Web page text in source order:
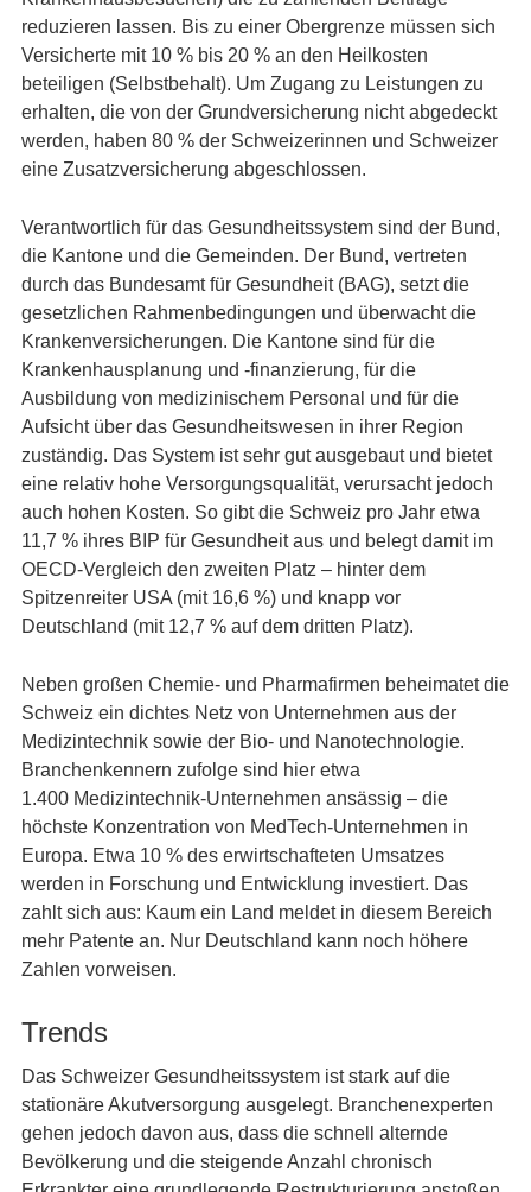
reduzieren lassen. Bis zu einer Obergrenze müssen sich
Versicherte mit 10 % bis 20 % an den Heilkosten
beteiligen (Selbstbehalt). Um Zugang zu Leistungen zu
erhalten, die von der Grundversicherung nicht abgedeckt
werden, haben 80 % der Schweizerinnen und Schweizer
eine Zusatzversicherung abgeschlossen.
Verantwortlich für das Gesundheitssystem sind der Bund,
die Kantone und die Gemeinden. Der Bund, vertreten
durch das Bundesamt für Gesundheit (BAG), setzt die
gesetzlichen Rahmenbedingungen und überwacht die
Krankenversicherungen. Die Kantone sind für die
Krankenhausplanung und -finanzierung, für die
Ausbildung von medizinischem Personal und für die
Aufsicht über das Gesundheitswesen in ihrer Region
zuständig. Das System ist sehr gut ausgebaut und bietet
eine relativ hohe Versorgungsqualität, verursacht jedoch
auch hohen Kosten. So gibt die Schweiz pro Jahr etwa
11,7 % ihres BIP für Gesundheit aus und belegt damit im
OECD-Vergleich den zweiten Platz – hinter dem
Spitzenreiter USA (mit 16,6 %) und knapp vor
Deutschland (mit 12,7 % auf dem dritten Platz).
Neben großen Chemie- und Pharmafirmen beheimatet die
Schweiz ein dichtes Netz von Unternehmen aus der
Medizintechnik sowie der Bio- und Nanotechnologie.
Branchenkennern zufolge sind hier etwa
1.400 Medizintechnik-Unternehmen ansässig – die
höchste Konzentration von MedTech-Unternehmen in
Europa. Etwa 10 % des erwirtschafteten Umsatzes
werden in Forschung und Entwicklung investiert. Das
zahlt sich aus: Kaum ein Land meldet in diesem Bereich
mehr Patente an. Nur Deutschland kann noch höhere
Zahlen vorweisen.
Trends
Das Schweizer Gesundheitssystem ist stark auf die
stationäre Akutversorgung ausgelegt. Branchenexperten
gehen jedoch davon aus, dass die schnell alternde
Bevölkerung und die steigende Anzahl chronisch